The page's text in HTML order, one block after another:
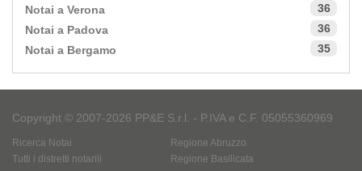
Notai a Verona
36
Notai a Padova
36
Notai a Bergamo
35
Copyright © 2007-2026 PP&E S.r.l. - P.IVA e C.F. 05055360969
Ricerca Notai
Tutti i distretti notarili
Regione Abruzzo
Regione Basilicata